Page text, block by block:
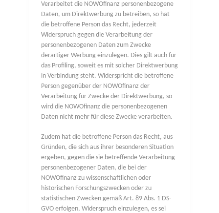
Verarbeitet die NOWOfinanz personenbezogene
Daten, um Direktwerbung zu betreiben, so hat
die betroffene Person das Recht, jederzeit
Widerspruch gegen die Verarbeitung der
personenbezogenen Daten zum Zwecke
derartiger Werbung einzulegen. Dies gilt auch für
das Profiling, soweit es mit solcher Direktwerbung
in Verbindung steht. Widerspricht die betroffene
Person gegenüber der NOWOfinanz der
Verarbeitung für Zwecke der Direktwerbung, so
wird die NOWOfinanz die personenbezogenen
Daten nicht mehr für diese Zwecke verarbeiten.
Zudem hat die betroffene Person das Recht, aus
Gründen, die sich aus ihrer besonderen Situation
ergeben, gegen die sie betreffende Verarbeitung
personenbezogener Daten, die bei der
NOWOfinanz zu wissenschaftlichen oder
historischen Forschungszwecken oder zu
statistischen Zwecken gemäß Art. 89 Abs. 1 DS-
GVO erfolgen, Widerspruch einzulegen, es sei